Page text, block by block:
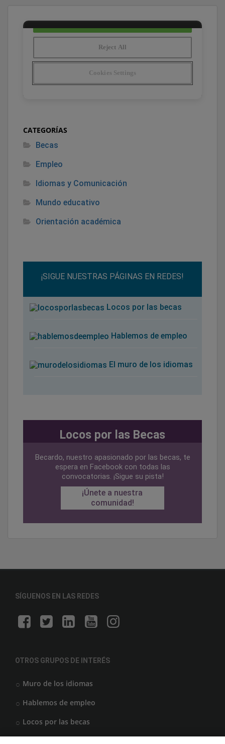
CATEGORÍAS
Becas
Empleo
Idiomas y Comunicación
Mundo educativo
Orientación académica
¡SIGUE NUESTRAS PÁGINAS EN REDES!
Locos por las becas
Hablemos de empleo
El muro de los idiomas
Locos por las Becas
Becardo, nuestro apasionado por las becas, te
espera en Facebook con todas las
convocatorias. ¡Sigue su pista!
¡Únete a nuestra
comunidad!
SÍGUENOS EN LAS REDES
OTROS GRUPOS DE INTERÉS
Muro de los idiomas
Hablemos de empleo
Locos por las becas